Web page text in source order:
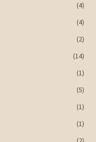
(4)
(4)
(2)
(14)
(1)
(5)
(1)
(1)